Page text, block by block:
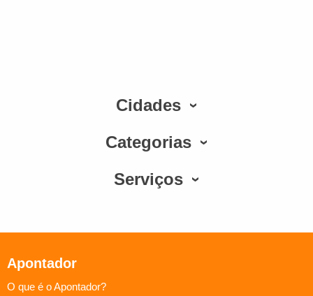
Cidades
Categorias
Serviços
Apontador
O que é o Apontador?